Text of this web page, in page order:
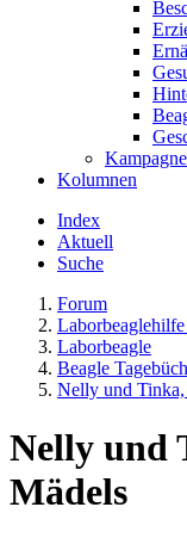
Kolumnen
Index
Aktuell
Suche
Forum
Laborbeagle
Beagle
Nelly und
Nelly und
Mädels